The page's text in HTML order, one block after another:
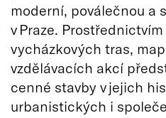
moderní, poválečnou a
v Praze.
vycházkových tras,
vzdělávacích akcí
cenné stavby v jejich
urbanistických i